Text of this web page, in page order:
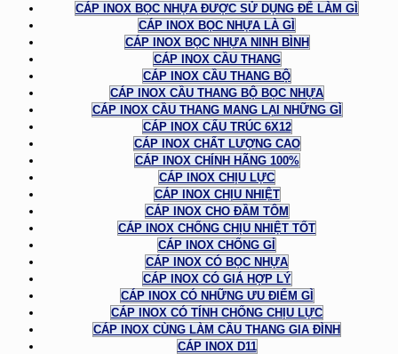
CÁP INOX BỌC NHỰA ĐƯỢC SỬ DỤNG ĐỂ LÀM GÌ
CÁP INOX BỌC NHỰA LÀ GÌ
CÁP INOX BỌC NHỰA NINH BÌNH
CÁP INOX CẦU THANG
CÁP INOX CẦU THANG BỘ
CÁP INOX CẦU THANG BỘ BỌC NHỰA
CÁP INOX CẦU THANG MANG LẠI NHỮNG GÌ
CÁP INOX CẤU TRÚC 6X12
CÁP INOX CHẤT LƯỢNG CAO
CÁP INOX CHÍNH HÃNG 100%
CÁP INOX CHỊU LỰC
CÁP INOX CHỊU NHIỆT
CÁP INOX CHO ĐẦM TÔM
CÁP INOX CHỐNG CHỊU NHIỆT TỐT
CÁP INOX CHỐNG GỈ
CÁP INOX CÓ BỌC NHỰA
CÁP INOX CÓ GIÁ HỢP LÝ
CÁP INOX CÓ NHỮNG ƯU ĐIỂM GÌ
CÁP INOX CÓ TÍNH CHỐNG CHỊU LỰC
CÁP INOX CÙNG LÀM CẦU THANG GIA ĐÌNH
CÁP INOX D11